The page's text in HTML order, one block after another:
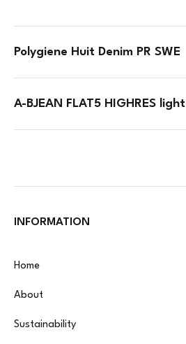
Polygiene Huit Denim PR SWE
A-BJEAN FLAT5 HIGHRES light
INFORMATION
Home
About
Sustainability